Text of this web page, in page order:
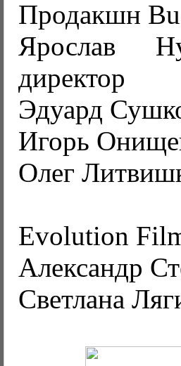
Продакшн
Ярослав
директор
Эдуард
Игорь
Олег
Evolution
Александр
Светлана